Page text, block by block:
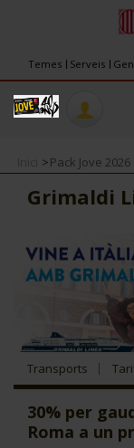
Temes
Serveis
Pack Jove 2026
Grimaldi
Transports
30% per
Roma a un